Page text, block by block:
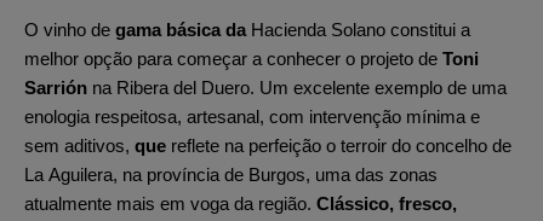
O vinho de gama básica da Hacienda Solano constitui a
melhor opção para começar a conhecer o projeto de Toni
Sarrión na Ribera del Duero. Um excelente exemplo de uma
enologia respeitosa, artesanal, com intervenção mínima e
sem aditivos, que reflete na perfeição o terroir do concelho de
La Aguilera, na província de Burgos, uma das zonas
atualmente mais em voga da região. Clássico, fresco,